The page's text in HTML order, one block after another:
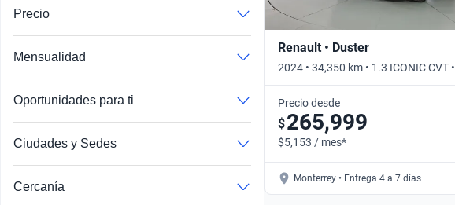
Precio
Mensualidad
Oportunidades para ti
Ciudades y Sedes
Cercanía
Renault • Duster
2024 • 34,350 km • 1.3 ICONIC CVT •
Automático
Precio desde
$265,999
$5,153 / mes*
Monterrey • Entrega 4 a 7 días